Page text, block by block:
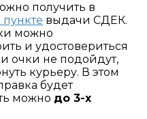
получить в
выдачи СДЕК.
можно
и удостовериться
очки не подойдут,
курьеру. В этом
будет
можно до 3-х